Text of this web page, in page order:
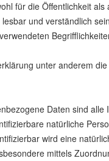
für die Öffentlichkeit als
und verständlich
unter anderem
Daten sind alle
natürliche
wird eine
mittels